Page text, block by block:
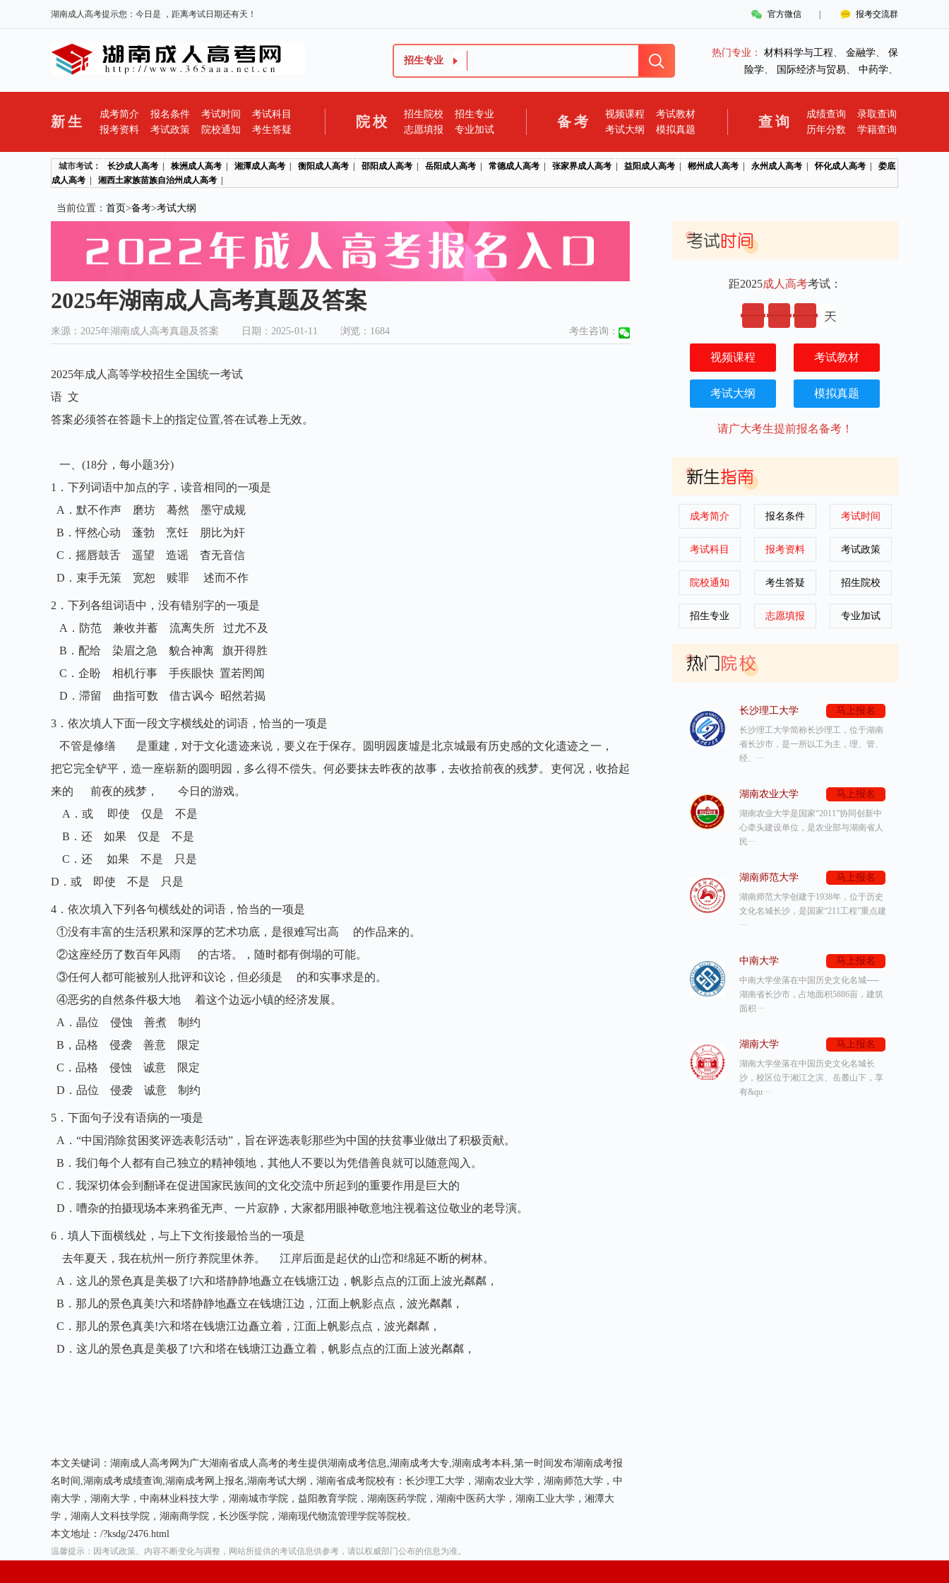
湖南成人高考提示您：今日是 ，距离考试日期还有天！ 报考交流群
官方微信
招生专业
热门专业： 材料科学与工程、 金融学、 保
险学、 国际经济与贸易、 中药学、
新生 成考简介 报名条件 考试时间
考试科目
报考资料
考试政策 院校通知 考生答疑
院校 招生院校
招生专业
志愿填报
专业加试
备考 视频课程
考试教材
考试大纲
模拟真题
查询 成绩查询
录取查询
历年分数
学籍查询
城市考试： 长沙成人高考 株洲成人高考 湘潭成人高考 衡阳成人高考 邵阳成人高考 岳阳成人高考 常德成人高考 张家界成人高考 益阳成人高考 郴州成人高考 永州成人高考 怀化成人高考
娄底
成人高考
湘西土家族苗族自治州成人高考
当前位置： 首页>备考>考试大纲
2025年湖南成人高考真题及答案
来源：2025年湖南成人高考真题及答案 日期：2025-01-11 浏览： 1684 考生咨询：
2025年成人高等学校招生全国统一考试
语 文
答案必须答在答题卡上的指定位置,答在试卷上无效。
一、(18分，每小题3分)
1．下列词语中加点的字，读音相同的一项是
A．默不作声 磨坊 蓦然 墨守成规
B．怦然心动 蓬勃 烹饪 朋比为奸
C．摇唇鼓舌 遥望 造谣 杳无音信
D．束手无策 宽恕 赎罪 述而不作
2．下列各组词语中，没有错别字的一项是
A．防范 兼收并蓄 流离失所 过尤不及
B．配给 染眉之急 貌合神离 旗开得胜
C．企盼 相机行事 手疾眼快 置若罔闻
D．滞留 曲指可数 借古讽今 昭然若揭
3．依次填人下面一段文字横线处的词语，恰当的一项是
不管是修缮 是重建，对于文化遗迹来说，要义在于保存。圆明园废墟是北京城最有历史感的文化遗迹之一，
把它完全铲平，造一座崭新的圆明园，多么得不偿失。何必要抹去昨夜的故事，去收拾前夜的残梦。吏何况，收拾起
来的 前夜的残梦， 今日的游戏。
A．或 即使 仅是 不是
B．还 如果 仅是 不是
C．还 如果 不是 只是
D．或 即使 不是 只是
4．依次填入下列各句横线处的词语，恰当的一项是
①没有丰富的生活积累和深厚的艺术功底，是很难写出高 的作品来的。
②这座经历了数百年风雨 的古塔。，随时都有倒塌的可能。
③任何人都可能被别人批评和议论，但必须是 的和实事求是的。
④恶劣的自然条件极大地 着这个边远小镇的经济发展。
A．晶位 侵蚀 善煮 制约
B，品格 侵袭 善意 限定
C．品格 侵蚀 诚意 限定
D．品位 侵袭 诚意 制约
5．下面句子没有语病的一项是
A．“中国消除贫困奖评选表彰活动”，旨在评选表彰那些为中国的扶贫事业做出了积极贡献。
B．我们每个人都有自己独立的精神领地，其他人不要以为凭借善良就可以随意闯入。
C．我深切体会到翻译在促进国家民族间的文化交流中所起到的重要作用是巨大的
D．嘈杂的拍摄现场本来鸦雀无声、一片寂静，大家都用眼神敬意地注视着这位敬业的老导演。
6．填人下面横线处，与上下文衔接最恰当的一项是
去年夏天，我在杭州一所疗养院里休养。 江岸后面是起伏的山峦和绵延不断的树林。
A．这儿的景色真是美极了!六和塔静静地矗立在钱塘江边，帆影点点的江面上波光粼粼，
B．那儿的景色真美!六和塔静静地矗立在钱塘江边，江面上帆影点点，波光粼粼，
C．那儿的景色真美!六和塔在钱塘江边矗立着，江面上帆影点点，波光粼粼，
D．这儿的景色真是美极了!六和塔在钱塘江边矗立着，帆影点点的江面上波光粼粼，
本文关键词：湖南成人高考网为广大湖南省成人高考的考生提供湖南成考信息,湖南成考大专,湖南成考本科,第一时间发布湖南成考报
名时间,湖南成考成绩查询,湖南成考网上报名,湖南考试大纲，湖南省成考院校有：长沙理工大学，湖南农业大学，湖南师范大学，中
南大学，湖南大学，中南林业科技大学，湖南城市学院，益阳教育学院，湖南医药学院，湖南中医药大学，湖南工业大学，湘潭大
学，湖南人文科技学院，湖南商学院，长沙医学院，湖南现代物流管理学院等院校。
本文地址：/?ksdg/2476.html
温馨提示：因考试政策、内容不断变化与调整，网站所提供的考试信息供参考，请以权威部门公布的信息为准。
距2025成人高考考试：
视频课程 考试教材
考试大纲 模拟真题
请广大考生提前报名备考！
成考简介 报名条件 考试时间
考试科目 报考资料 考试政策
院校通知 考生答疑 招生院校
招生专业 志愿填报 专业加试
长沙理工大学 马上报名
长沙理工大学简称长沙理工，位于湖南
省长沙市，是一所以工为主，理、管、
经、···
湖南农业大学 马上报名
湖南农业大学是国家“2011”协同创新中
心牵头建设单位，是农业部与湖南省人
民···
湖南师范大学 马上报名
湖南师范大学创建于1938年，位于历史
文化名城长沙，是国家“211工程”重点建
···
中南大学 马上报名
中南大学坐落在中国历史文化名城──
湖南省长沙市，占地面积5886亩，建筑
面积···
湖南大学 马上报名
湖南大学坐落在中国历史文化名城长
沙，校区位于湘江之滨、岳麓山下，享
有&qu···